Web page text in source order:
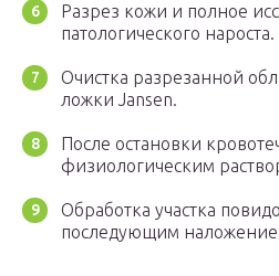
Разрез кожи и полное
патологического нароста.
Очистка разрезанной
ложки Jansen.
После остановки
физиологическим
Обработка участка
последующим